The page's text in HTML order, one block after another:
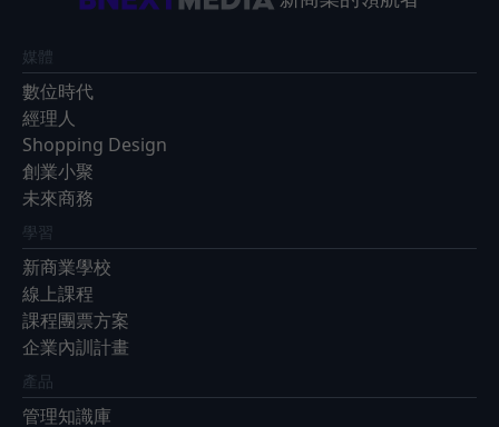
媒體
數位時代
經理人
Shopping Design
創業小聚
未來商務
學習
新商業學校
線上課程
課程團票方案
企業內訓計畫
產品
管理知識庫